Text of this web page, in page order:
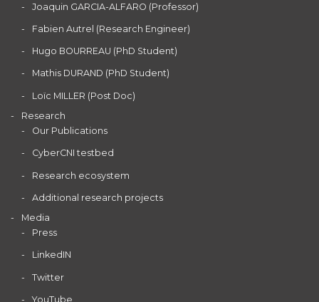
Joaquin GARCIA-ALFARO (Professor)
Fabien Autrel (Research Engineer)
Hugo BOURREAU (PhD Student)
Mathis DURAND (PhD Student)
Loïc MILLER (Post Doc)
Research
Our Publications
CyberCNI testbed
Research ecosystem
Additional research projects
Media
Press
LinkedIN
Twitter
YouTube